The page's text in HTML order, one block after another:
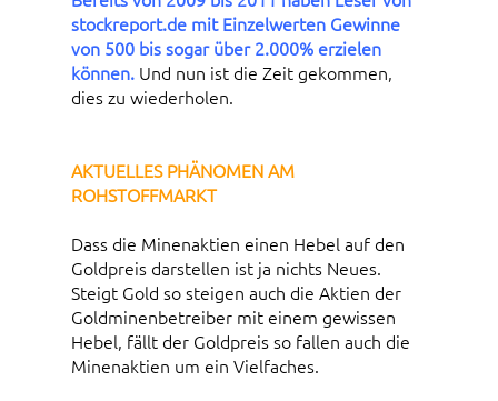
stockreport.de mit Einzelwerten Gewinne
von 500 bis sogar über 2.000% erzielen
können. Und nun ist die Zeit gekommen,
dies zu wiederholen.
AKTUELLES PHÄNOMEN AM
ROHSTOFFMARKT
Dass die Minenaktien einen Hebel auf den
Goldpreis darstellen ist ja nichts Neues.
Steigt Gold so steigen auch die Aktien der
Goldminenbetreiber mit einem gewissen
Hebel, fällt der Goldpreis so fallen auch die
Minenaktien um ein Vielfaches.